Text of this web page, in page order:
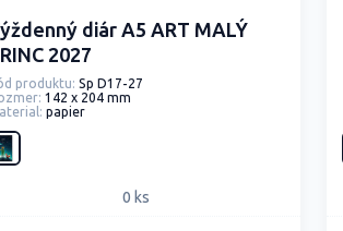
diár A5 ART MALÝ
2027
produktu: Sp D17-27
142 x 204 mm
papier
0 ks